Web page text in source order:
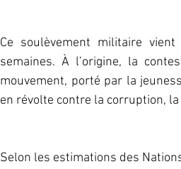
Ce soulèvement militaire
semaines. À l’origine, la
mouvement, porté par la
en révolte contre la corruption,
Selon les estimations des